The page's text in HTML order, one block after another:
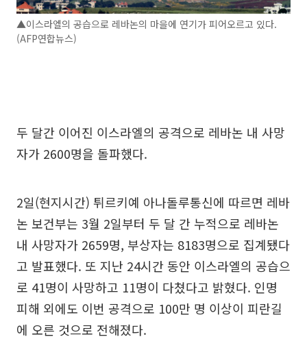
▲이스라엘의 공습으로 레바논의 마을에 연기가 피어오르고 있다.
(AFP연합뉴스)
두 달간 이어진 이스라엘의 공격으로 레바논 내 사망
자가 2600명을 돌파했다.
2일(현지시간) 튀르키예 아나돌루통신에 따르면 레바
논 보건부는 3월 2일부터 두 달 간 누적으로 레바논
내 사망자가 2659명, 부상자는 8183명으로 집계됐다
고 발표했다. 또 지난 24시간 동안 이스라엘의 공습으
로 41명이 사망하고 11명이 다쳤다고 밝혔다. 인명
피해 외에도 이번 공격으로 100만 명 이상이 피란길
에 오른 것으로 전해졌다.